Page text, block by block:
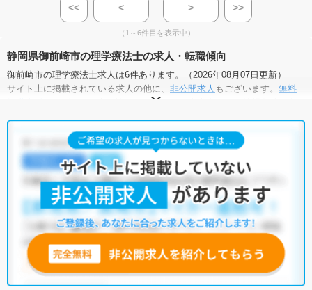
<< < > >>
（1～6件目を表示中）
静岡県御前崎市の理学療法士の求人・転職傾向
御前崎市の理学療法士求人は6件あります。（2026年08月07日更新）
サイト上に掲載されている求人の他に、 非公開求人 もございます。 無料
にお申し込みいただくと、全求人からご希望条件に合
御前崎市の理学療法士求人では以下のような条件が人気です。
積極採用中・残業少なめ ・ 住宅手当・補助あり ・
・介護福祉施設
他の条件でも人気の求人がございますので、「こだわり条件」から検索
いただくか、お気軽にお問い合わせください。
全国の理学療法士求人から検索いただくことも可能です。
無料転職支援サービス
にお申し込みいただくと、ご希望条件をヒアリン
グした上で求人をご提案いたします。
ご希望条件がまだ定まっていない方は人気の希望条件をピックアップし